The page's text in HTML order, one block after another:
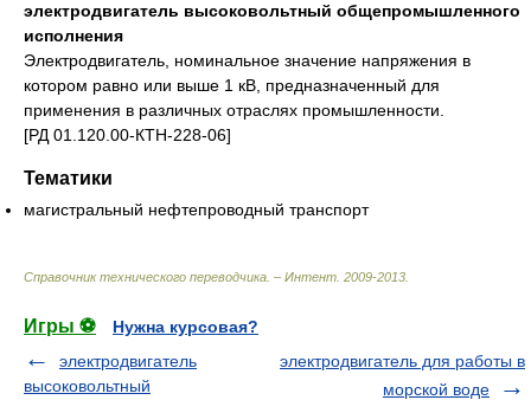
электродвигатель высоковольтный общепромышленного
исполнения
Электродвигатель, номинальное значение напряжения в
котором равно или выше 1 кВ, предназначенный для
применения в различных отраслях промышленности.
[РД 01.120.00-КТН-228-06]
Тематики
магистральный нефтепроводный транспорт
Справочник технического переводчика. – Интент 2009-2013
Игры ⚽
Нужна курсовая?
электродвигатель
высоковольтный
электродвигатель для работы в
морской воде